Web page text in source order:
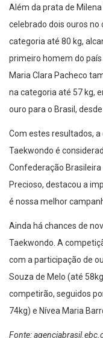
Além da prata de
celebrado dois ouros
categoria até 80 kg,
primeiro homem do
Maria Clara Pacheco
na categoria até 57 kg,
ouro para o Brasil,
Com estes resultados,
Taekwondo é
Confederação Brasileira
Precioso, destacou a
é nossa melhor
Ainda há chances de
Taekwondo. A
com a participação de
Souza de Melo (até
competirão, seguidos
74kg) e Nívea Maria
Fonte: